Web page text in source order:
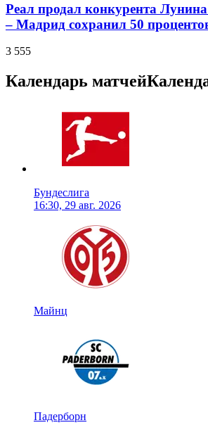
Реал продал конкурента
– Мадрид сохранил 50
3 555
Календарь матчей
Бундеслига
16:30, 29 авг. 2026
Майнц
Падерборн